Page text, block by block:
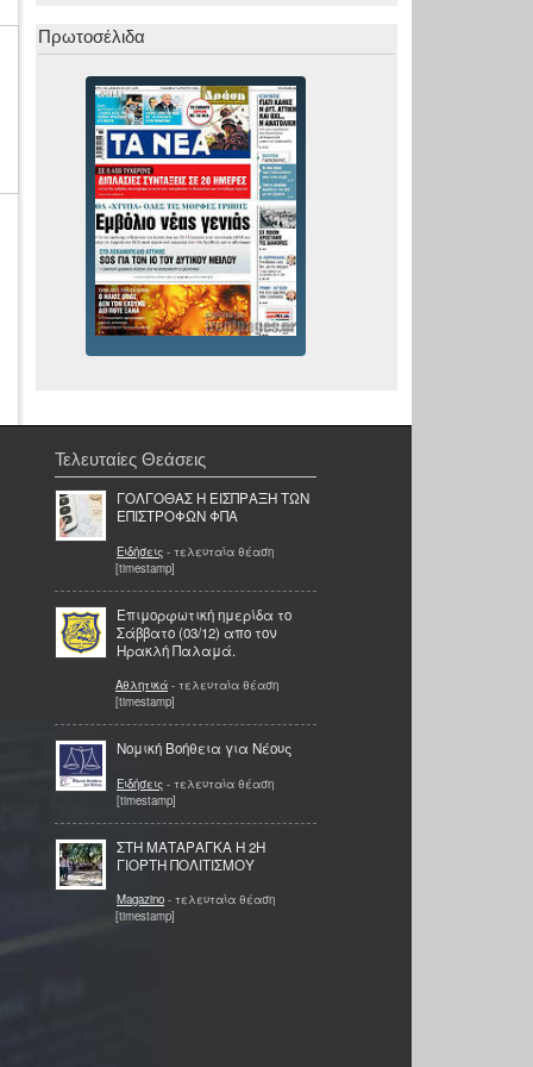
Πρωτοσέλιδα
Τελευταίες Θεάσεις
ΓΟΛΓΟΘΑΣ Η ΕΙΣΠΡΑΞΗ ΤΩΝ
ΕΠΙΣΤΡΟΦΩΝ ΦΠΑ
Ειδήσεις - τελευταία θέαση
[timestamp]
Επιμορφωτική ημερίδα το
Σάββατο (03/12) απο τον
Ηρακλή Παλαμά.
Αθλητικά - τελευταία θέαση
[timestamp]
Νομική Βοήθεια για Νέους
Ειδήσεις - τελευταία θέαση
[timestamp]
ΣΤΗ ΜΑΤΑΡΑΓΚΑ Η 2Η
ΓΙΟΡΤΗ ΠΟΛΙΤΙΣΜΟΥ
Magazino - τελευταία θέαση
[timestamp]